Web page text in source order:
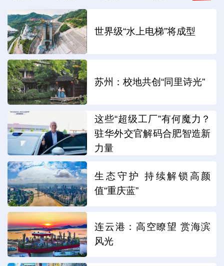
世界级“水上电梯”将成型
苏州：校地共创“同里诗光”
这些“超级工厂”有何魔力？
驻华外交官解码合肥智造新
力量
生态守护 持续解锁高颜
值“重庆蓝”
连云港：高空瞭望 赏海滨
风光